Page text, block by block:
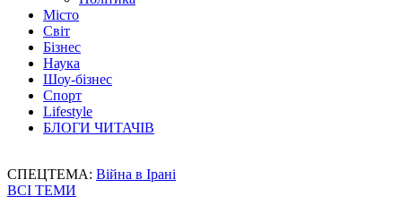
Місто
Світ
Бізнес
Наука
Шоу-бізнес
Спорт
Lifestyle
БЛОГИ ЧИТАЧІВ
СПЕЦТЕМА: Війна в Ірані
ВСІ ТЕМИ